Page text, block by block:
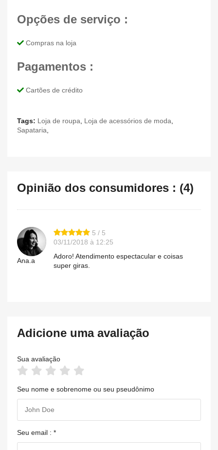
Opções de serviço :
Compras na loja
Pagamentos :
Cartões de crédito
Tags: Loja de roupa Loja de acessórios de moda
Sapataria
Opinião dos consumidores : (4)
Ana.a
5 / 5
03/11/2018 à 12:25
Adoro! Atendimento espectacular e coisas
super giras.
Adicione uma avaliação
Sua avaliação
Seu nome e sobrenome ou seu pseudônimo
Seu email : *